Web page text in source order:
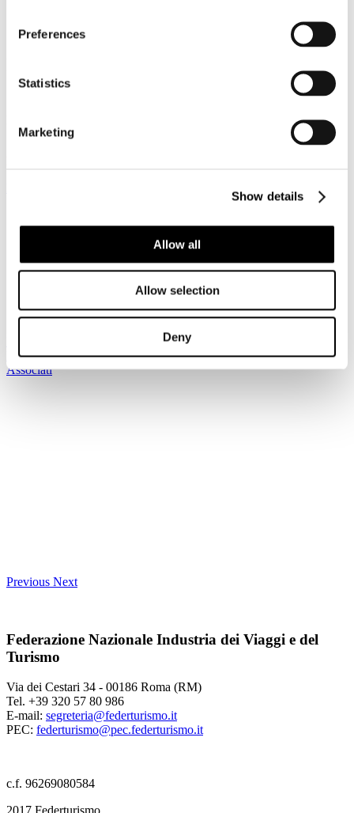
Preferences
Statistics
Marketing
Show details
Allow all
Allow selection
Deny
Circolare Prot. n. C/38 - ENIT Workshop
2019)
Pubblicato: 02 Luglio 2019
Home
Circolari
(New York, 29 - 30 ottobre 2019)
Risparmia con le nostre convenzioni
Associati
Previous Next
Federazione Nazionale Industria dei Viaggi e del
Turismo
Via dei Cestari 34 - 00186 Roma (RM)
Tel. +39 320 57 80 986
E-mail: segreteria@federturismo.it
PEC: federturismo@pec.federturismo.it
c.f. 96269080584